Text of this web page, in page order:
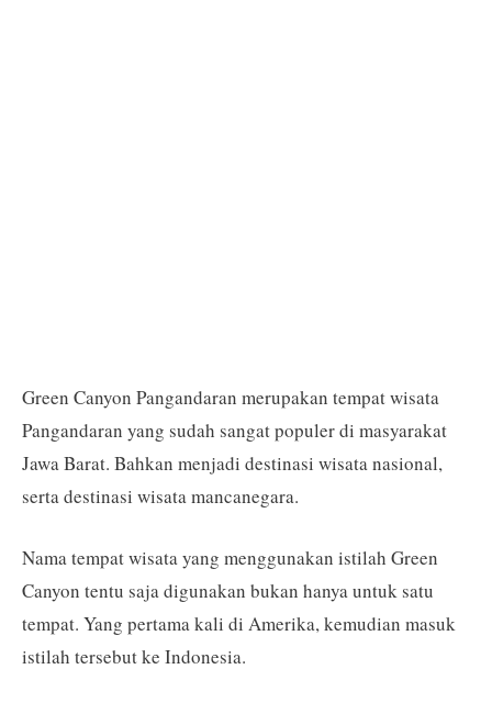
Green Canyon Pangandaran merupakan tempat wisata
Pangandaran yang sudah sangat populer di masyarakat
Jawa Barat. Bahkan menjadi destinasi wisata nasional,
serta destinasi wisata mancanegara.
Nama tempat wisata yang menggunakan istilah Green
Canyon tentu saja digunakan bukan hanya untuk satu
tempat. Yang pertama kali di Amerika, kemudian masuk
istilah tersebut ke Indonesia.